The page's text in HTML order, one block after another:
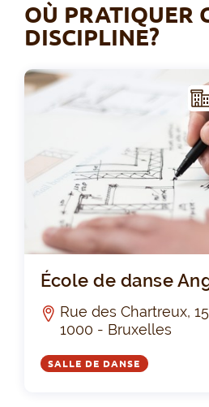
OÙ PRATIQUER
DISCIPLINE?
École de danse
Rue des Chartreux, 15
1000 - Bruxelles
SALLE DE DANSE